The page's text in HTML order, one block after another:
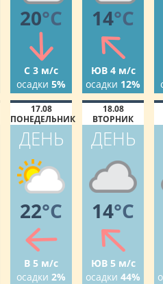
20°C
С 3 м/с
осадки 5%
14°C
ЮВ 4 м/с
осадки 12%
17.08
ПОНЕДЕЛЬНИК
ДЕНЬ
22°C
В 5 м/с
осадки 2%
18.08
ВТОРНИК
ДЕНЬ
14°C
ЮВ 5 м/с
осадки 44%